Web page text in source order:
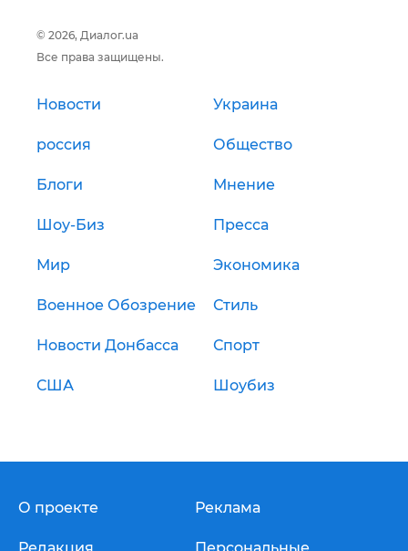
© 2026, Диалог.ua
Все права защищены.
Новости Украина
россия Общество
Блоги Мнение
Шоу-Биз Пресса
Мир Экономика
Военное Обозрение Стиль
Новости Донбасса Спорт
США Шоубиз
О проекте Реклама